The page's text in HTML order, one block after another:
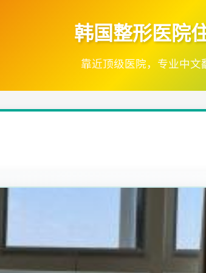
韩国整形医院
靠近顶级医院，专业中文